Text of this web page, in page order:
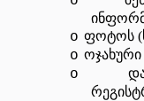
o ფოტოს
o
o